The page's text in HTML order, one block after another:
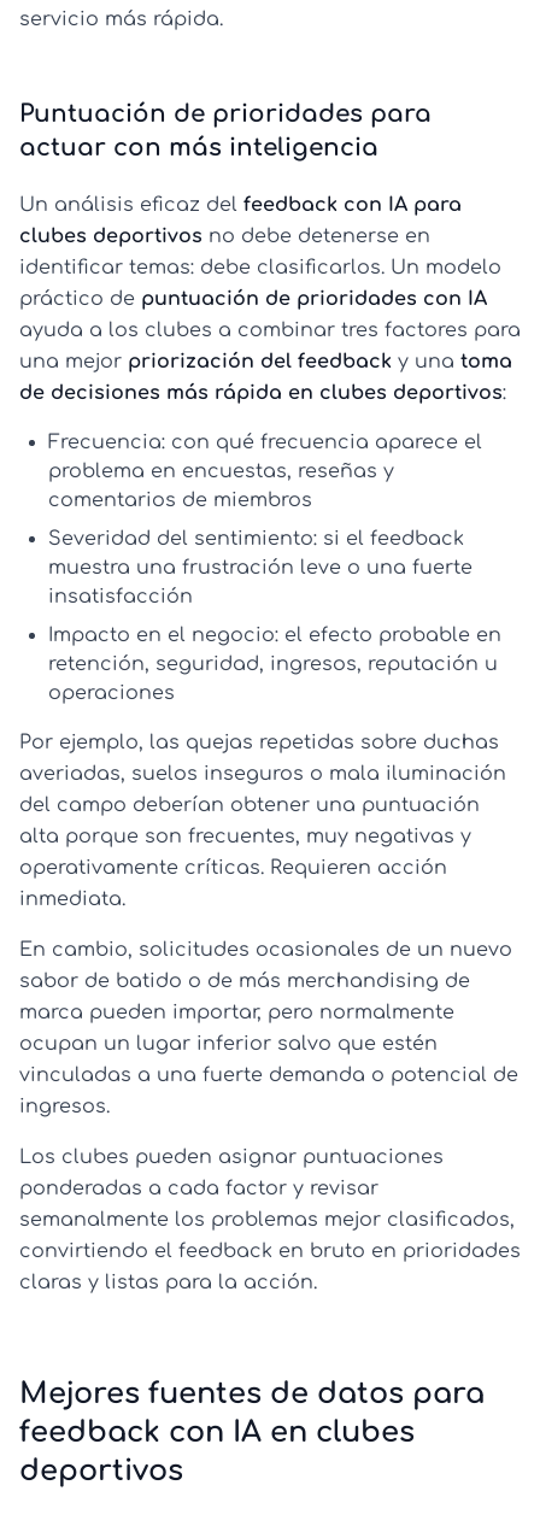
servicio más rápida.
Puntuación de prioridades para
actuar con más inteligencia
Un análisis eficaz del feedback con IA para
clubes deportivos no debe detenerse en
identificar temas: debe clasificarlos. Un modelo
práctico de puntuación de prioridades con IA
ayuda a los clubes a combinar tres factores para
una mejor priorización del feedback y una toma
de decisiones más rápida en clubes deportivos:
Frecuencia: con qué frecuencia aparece el
problema en encuestas, reseñas y
comentarios de miembros
Severidad del sentimiento: si el feedback
muestra una frustración leve o una fuerte
insatisfacción
Impacto en el negocio: el efecto probable en
retención, seguridad, ingresos, reputación u
operaciones
Por ejemplo, las quejas repetidas sobre duchas
averiadas, suelos inseguros o mala iluminación
del campo deberían obtener una puntuación
alta porque son frecuentes, muy negativas y
operativamente críticas. Requieren acción
inmediata.
En cambio, solicitudes ocasionales de un nuevo
sabor de batido o de más merchandising de
marca pueden importar, pero normalmente
ocupan un lugar inferior salvo que estén
vinculadas a una fuerte demanda o potencial de
ingresos.
Los clubes pueden asignar puntuaciones
ponderadas a cada factor y revisar
semanalmente los problemas mejor clasificados,
convirtiendo el feedback en bruto en prioridades
claras y listas para la acción.
Mejores fuentes de datos para
feedback con IA en clubes
deportivos